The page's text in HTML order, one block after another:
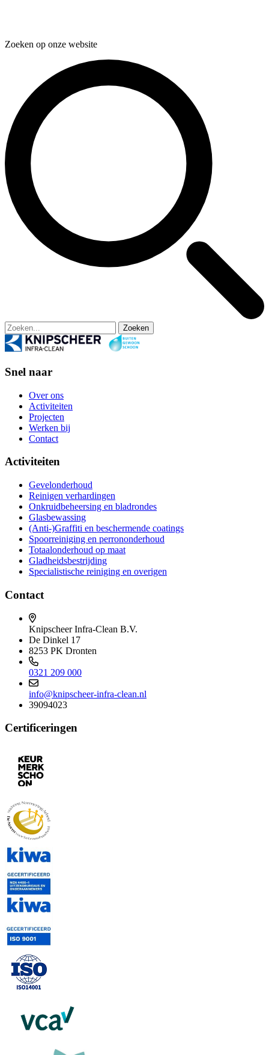
Zoeken op onze website
Zoeken
Snel naar
Over ons
Activiteiten
Projecten
Werken bij
Contact
Activiteiten
Gevelonderhoud
Reinigen verhardingen
Onkruidbeheersing en bladrondes
Glasbewassing
(Anti-)Graffiti en beschermende coatings
Spoorreiniging en perrononderhoud
Totaalonderhoud op maat
Gladheidsbestrijding
Specialistische reiniging en overigen
Contact
Knipscheer Infra-Clean B.V.
De Dinkel 17
8253 PK Dronten
0321 209 000
info@knipscheer-infra-clean.nl
39094023
Certificeringen